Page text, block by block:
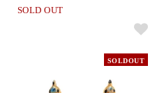
SOLD OUT
SOLDOUT